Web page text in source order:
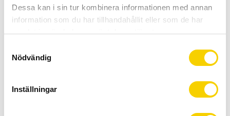
Dessa kan i sin tur kombinera informationen med annan
information som du har tillhandahållit eller som de har
samlat in när du har använt deras tjänster.
Nödvändig
Inställningar
Antal växlar: 10
Framväxel: